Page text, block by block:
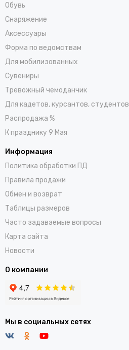
Обувь
Снаряжение
Аксессуары
Форма по ведомствам
Для мобилизованных
Сувениры
Тревожный чемоданчик
Для кадетов, курсантов, студентов
Распродажа %
К празднику 9 Мая
Информация
Политика обработки ПД
Правила продажи
Обмен и возврат
Таблицы размеров
Часто задаваемые вопросы
Карта сайта
Новости
О компании
Мы в социальных сетях